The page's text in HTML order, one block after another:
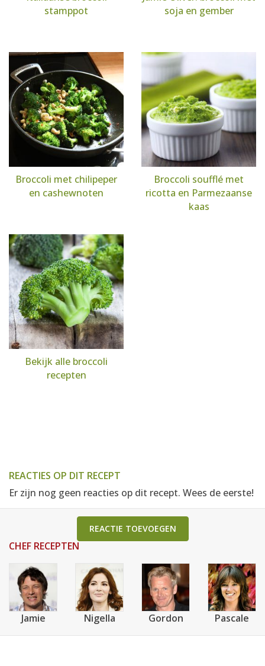
stamppot
soja en gember
Broccoli met chilipeper
en cashewnoten
Broccoli soufflé met
ricotta en Parmezaanse
kaas
Bekijk alle broccoli
recepten
REACTIES OP DIT RECEPT
Er zijn nog geen reacties op dit recept. Wees de eerste!
REACTIE TOEVOEGEN
CHEF RECEPTEN
Jamie Nigella Gordon Pascale